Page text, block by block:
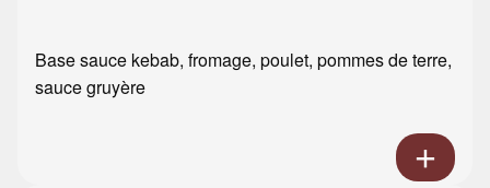
Base sauce kebab, fromage, poulet, pommes de terre,
sauce gruyère